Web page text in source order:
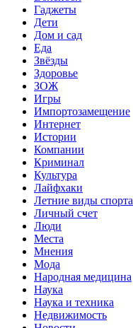
Гаджеты
Дети
Дом и сад
Еда
Звёзды
Здоровье
ЗОЖ
Игры
Импортозамещение
Интернет
Истории
Компании
Криминал
Культура
Лайфхаки
Летние виды спорта
Личный счет
Люди
Места
Мнения
Мода
Народная медицина
Наука
Наука и техника
Недвижимость